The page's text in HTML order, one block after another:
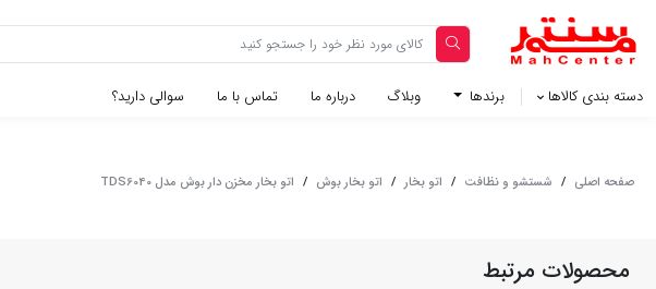
دسته بندی کالاها برندها وبلاگ‌ درباره ما تماس با ما سوالی دارید؟
صفحه اصلی / شستشو و نظافت / اتو بخار / اتو بخار بوش / اتو بخار مخزن دار بوش مدل TDS6040
محصولات مرتبط